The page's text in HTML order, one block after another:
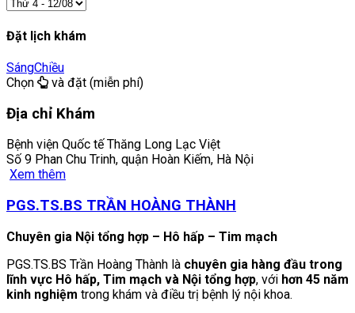
Đặt lịch khám
SángChiều
Chọn
và đặt (miễn phí)
Địa chỉ Khám
Bệnh viện Quốc tế Thăng Long Lạc Việt
Số 9 Phan Chu Trinh, quận Hoàn Kiếm, Hà Nội
Xem thêm
PGS.TS.BS TRẦN HOÀNG THÀNH
Chuyên gia Nội tổng hợp – Hô hấp – Tim mạch
PGS.TS.BS Trần Hoàng Thành là chuyên gia hàng đầu trong
lĩnh vực Hô hấp, Tim mạch và Nội tổng hợp, với hơn 45 năm
kinh nghiệm trong khám và điều trị bệnh lý nội khoa.